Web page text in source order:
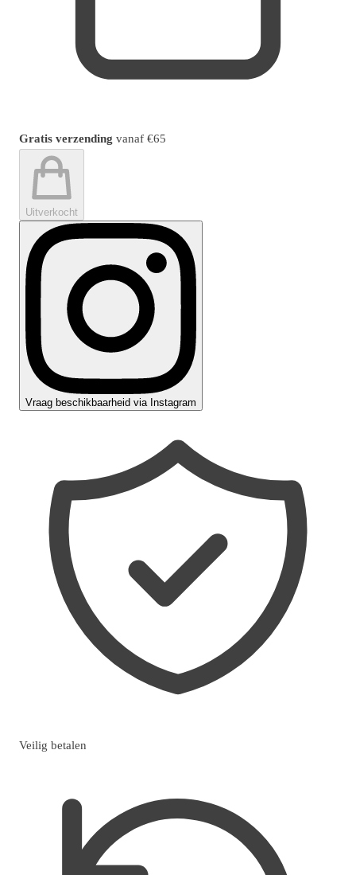
Gratis verzending vanaf €65
Uitverkocht
Vraag beschikbaarheid via Instagram
Veilig betalen